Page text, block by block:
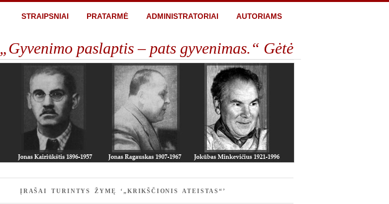
STRAIPSNIAI PRATARMĖ ADMINISTRATORIAI AUTORIAMS
„Gyvenimo paslaptis – pats gyvenimas.“ Gėtė
ĮRAŠAI TURINTYS ŽYMĘ ‘„KRIKŠČIONIS ATEISTAS“’